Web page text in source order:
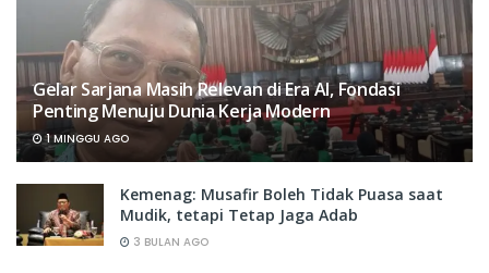
Gelar Sarjana Masih Relevan di Era AI, Fondasi
Penting Menuju Dunia Kerja Modern
1 MINGGU AGO
Kemenag: Musafir Boleh Tidak Puasa saat
Mudik, tetapi Tetap Jaga Adab
3 BULAN AGO